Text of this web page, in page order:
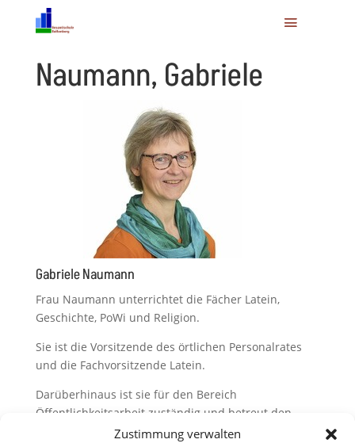
Zustimmung verwalten
Naumann, Gabriele
Gabriele Naumann
Frau Naumann unterrichtet die Fächer Latein,
Geschichte, PoWi und Religion.
Sie ist die Vorsitzende des örtlichen Personalrates
und die Fachvorsitzende Latein.
Darüberhinaus ist sie für den Bereich
Öffentlichkeitsarbeit zuständig und betreut den
Eine-Welt-Kiosk.